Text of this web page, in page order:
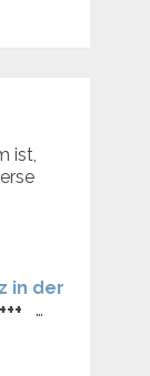
ist,
in der
+++ …